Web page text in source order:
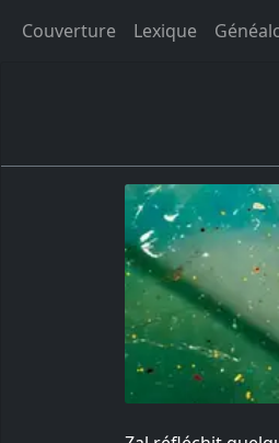
Couverture Lexique